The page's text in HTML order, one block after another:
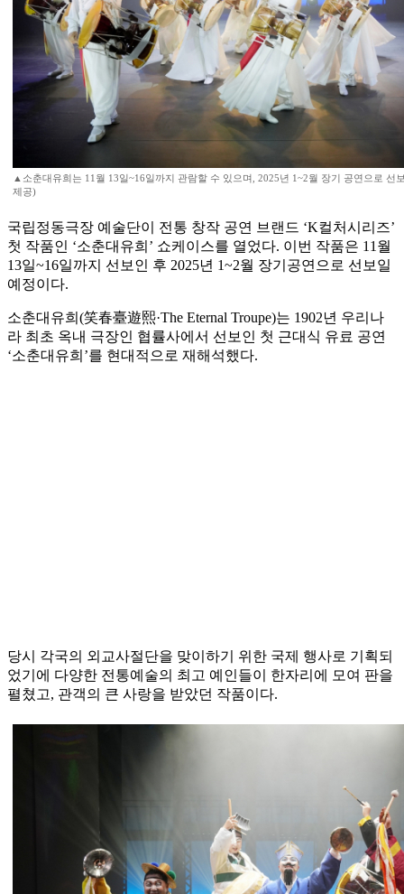
▲소춘대유희는 11월 13일~16일까지 관람할 수 있으며, 2025년 1~2월 장기 공연으로 선
제공)
국립정동극장 예술단이 전통 창작 공연 브랜드 ‘K컬처시리즈’
첫 작품인 ‘소춘대유희’ 쇼케이스를 열었다. 이번 작품은 11월
13일~16일까지 선보인 후 2025년 1~2월 장기공연으로 선보일
예정이다.
소춘대유희(笑春臺遊熙·The Eternal Troupe)는 1902년 우리나
라 최초 옥내 극장인 협률사에서 선보인 첫 근대식 유료 공연
‘소춘대유희’를 현대적으로 재해석했다.
당시 각국의 외교사절단을 맞이하기 위한 국제 행사로 기획되
었기에 다양한 전통예술의 최고 예인들이 한자리에 모여 판을
펼쳤고, 관객의 큰 사랑을 받았던 작품이다.